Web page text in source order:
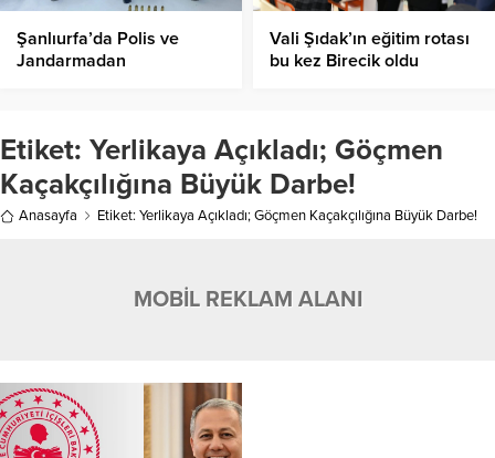
Şanlıurfa’da Polis ve
Jandarmadan
Vali Şıdak’ın eğitim rotası
bu kez Birecik oldu
Etiket: Yerlikaya Açıkladı; Göçmen
Kaçakçılığına Büyük Darbe!
Anasayfa Etiket: Yerlikaya Açıkladı; Göçmen Kaçakçılığına Büyük Darbe!
MOBİL REKLAM ALANI